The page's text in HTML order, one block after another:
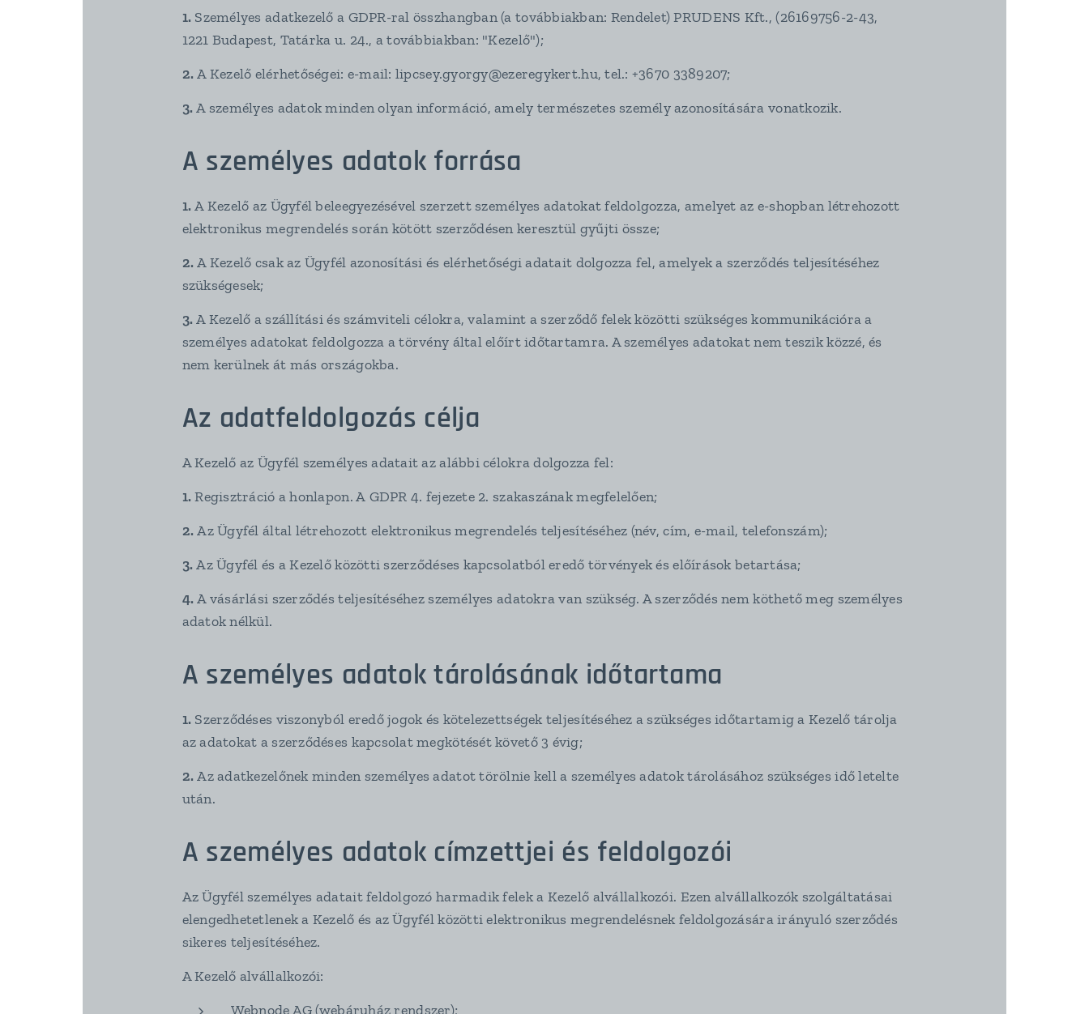
1. Személyes adatkezelő a GDPR-ral összhangban (a továbbiakban: Rendelet) PRUDENS Kft., (26169756-2-43,
1221 Budapest, Tatárka u. 24., a továbbiakban: "Kezelő");
2.A Kezelő elérhetőségei: e-mail: lipcsey.gyorgy@ezeregykert.hu, tel.: +3670 3389207;
3.A személyes adatok minden olyan információ, amely természetes személy azonosítására vonatkozik.
A személyes adatok forrása
1.A Kezelő az Ügyfél beleegyezésével szerzett személyes adatokat feldolgozza, amelyet az e-shopban létrehozott
elektronikus megrendelés során kötött szerződésen keresztül gyűjti össze;
2.A Kezelő csak az Ügyfél azonosítási és elérhetőségi adatait dolgozza fel, amelyek a szerződés teljesítéséhez
szükségesek;
3.A Kezelő a szállítási és számviteli célokra, valamint a szerződő felek közötti szükséges kommunikációra a
személyes adatokat feldolgozza a törvény által előírt időtartamra. A személyes adatokat nem teszik közzé, és
nem kerülnek át más országokba.
Az adatfeldolgozás célja
A Kezelő az Ügyfél személyes adatait az alábbi célokra dolgozza fel:
1.Regisztráció a honlapon. A GDPR 4. fejezete 2. szakaszának megfelelően;
2.Az Ügyfél által létrehozott elektronikus megrendelés teljesítéséhez (név, cím, e-mail, telefonszám);
3.Az Ügyfél és a Kezelő közötti szerződéses kapcsolatból eredő törvények és előírások betartása;
4.A vásárlási szerződés teljesítéséhez személyes adatokra van szükség. A szerződés nem köthető meg személyes
adatok nélkül.
A személyes adatok tárolásának időtartama
1. Szerződéses viszonyból eredő jogok és kötelezettségek teljesítéséhez a szükséges időtartamig a Kezelő tárolja
az adatokat a szerződéses kapcsolat megkötését követő 3 évig;
2.Az adatkezelőnek minden személyes adatot törölnie kell a személyes adatok tárolásához szükséges idő letelte
után.
A személyes adatok címzettjei és feldolgozói
Az Ügyfél személyes adatait feldolgozó harmadik felek a Kezelő alvállalkozói. Ezen alvállalkozók szolgáltatásai
elengedhetetlenek a Kezelő és az Ügyfél közötti elektronikus megrendelésnek feldolgozására irányuló szerződés
sikeres teljesítéséhez.
A Kezelő alvállalkozói:
Webnode AG (webáruház rendszer);